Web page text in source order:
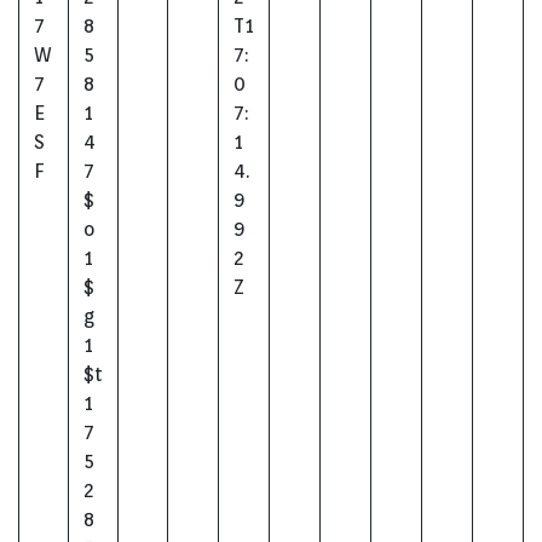
7
W
7
E
S
F
8
5
8
1
4
7
$
o
1
$
g
1
$t
1
7
5
2
8
T1
7:
0
7:
1
4.
9
9
2
Z